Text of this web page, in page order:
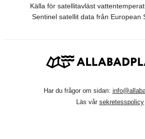
Källa för satellitavläst
Sentinel satellit data från European
Har du frågor om sidan:
Läs vår sekretesspolicy